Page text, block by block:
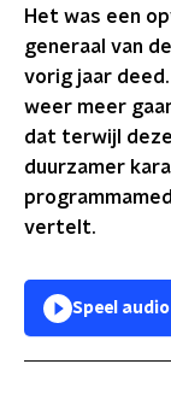
Het was een
generaal van
vorig jaar
weer meer
dat terwijl
duurzamer
vertelt.
Speel